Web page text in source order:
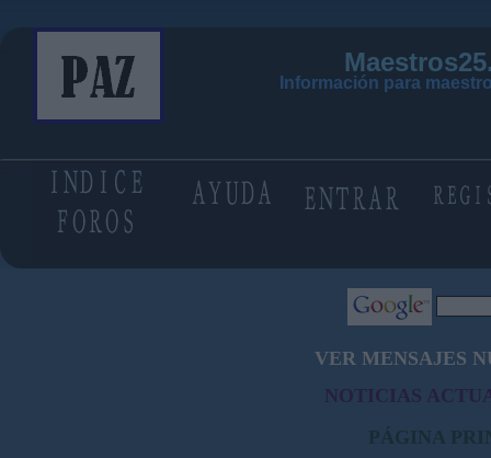
Información para
VER MENSAJES
NOTICIAS
PÁGINA